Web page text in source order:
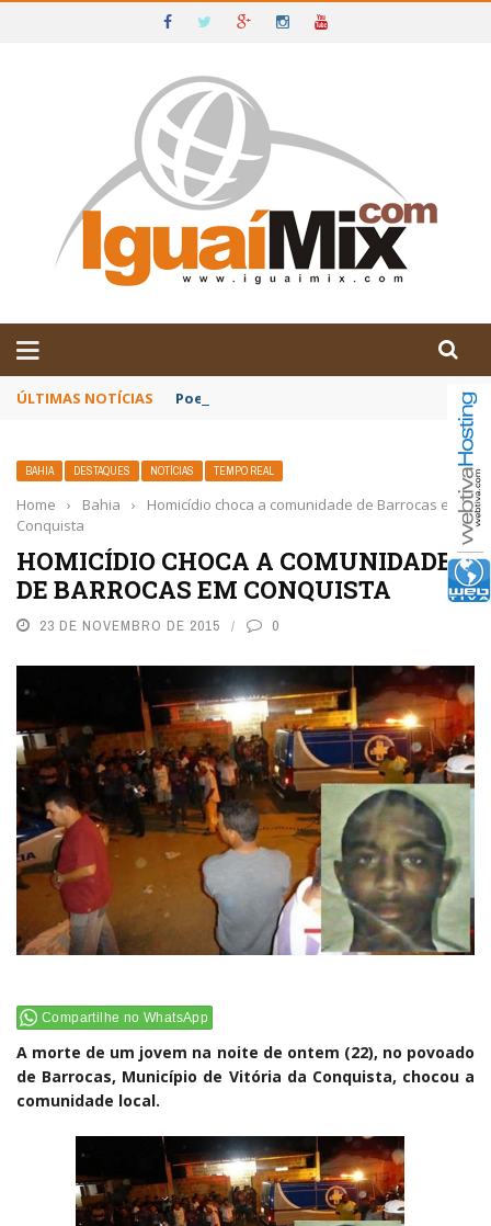
IGUAÍ E SUDOESTE DA BAHIA
ÚLTIMAS NOTÍCIAS Poetas baianos representam o Brasil no
BAHIA DESTAQUES NOTÍCIAS TEMPO REAL
Home › Bahia ›
Homicídio choca a comunidade de Barrocas em
Conquista
HOMICÍDIO CHOCA A COMUNIDADE
DE BARROCAS EM CONQUISTA
23 DE NOVEMBRO DE 2015 0
Compartilhe no WhatsApp
A morte de um jovem na noite de ontem (22), no povoado
de Barrocas, Município de Vitória da Conquista, chocou a
comunidade local.